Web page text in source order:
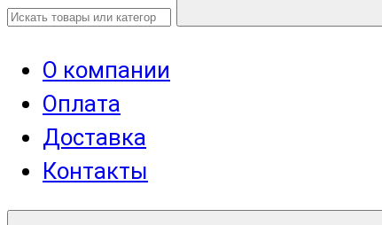
О компании
Оплата
Доставка
Контакты